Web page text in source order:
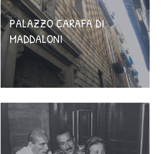
PALAZZO CARAFA DI
MADDALONI